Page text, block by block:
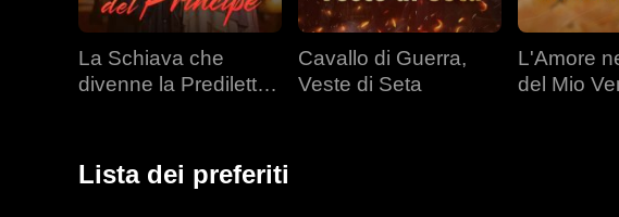
La Schiava che
divenne la Prediletta
Cavallo di Guerra,
Veste di Seta
L'Amore
del Mio
Lista dei preferiti